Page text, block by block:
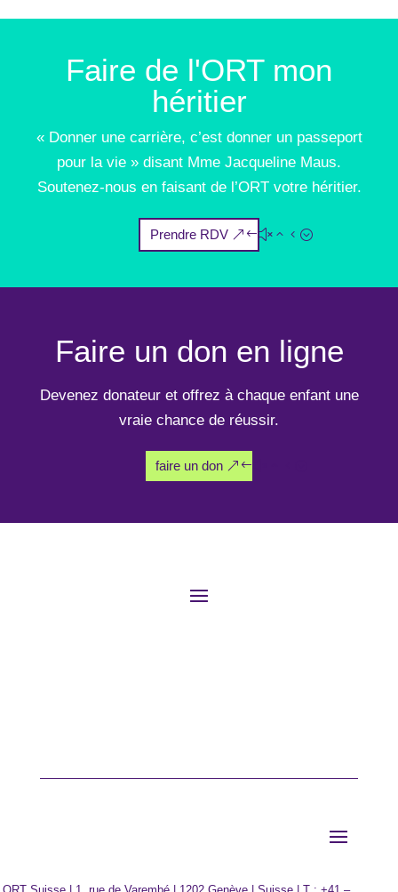
Faire de l'ORT mon
héritier
« Donner une carrière, c’est donner un passeport
pour la vie » disant Mme Jacqueline Maus.
Soutenez-nous en faisant de l’ORT votre héritier.
Prendre RDV
Faire un don en ligne
Devenez donateur et offrez à chaque enfant une
vraie chance de réussir.
faire un don